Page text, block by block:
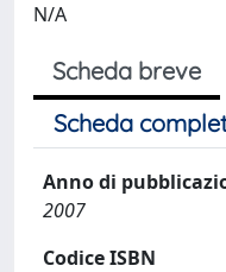
N/A
Scheda breve
Scheda
Anno di
2007
Codice ISBN